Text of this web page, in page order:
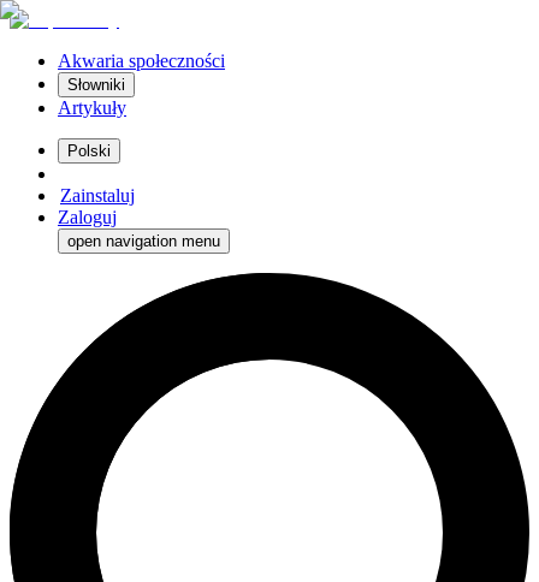
Akwaria społeczności
Słowniki
Artykuły
Polski
Zainstaluj
Zaloguj
open navigation menu